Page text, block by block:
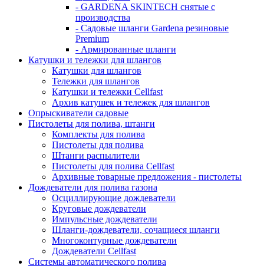
- GARDENA SKINTECH снятые с
производства
- Садовые шланги Gardena резиновые
Premium
- Армированные шланги
Катушки и тележки для шлангов
Катушки для шлангов
Тележки для шлангов
Катушки и тележки Cellfast
Архив катушек и тележек для шлангов
Опрыскиватели садовые
Пистолеты для полива, штанги
Комплекты для полива
Пистолеты для полива
Штанги распылители
Пистолеты для полива Cellfast
Архивные товарные предложения - пистолеты
Дождеватели для полива газона
Осциллирующие дождеватели
Круговые дождеватели
Импульсные дождеватели
Шланги-дождеватели, сочащиеся шланги
Многоконтурные дождеватели
Дождеватели Cellfast
Системы автоматического полива